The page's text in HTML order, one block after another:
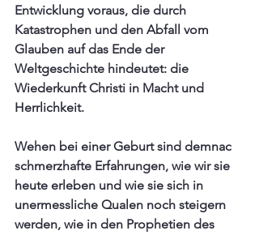
Entwicklung voraus, die durch
Katastrophen und den Abfall vom
Glauben auf das Ende der
Weltgeschichte hindeutet: die
Wiederkunft Christi in Macht und
Herrlichkeit.
Wehen bei einer Geburt sind demnac
schmerzhafte Erfahrungen, wie wir sie
heute erleben und wie sie sich in
unermessliche Qualen noch steigern
werden, wie in den Prophetien des